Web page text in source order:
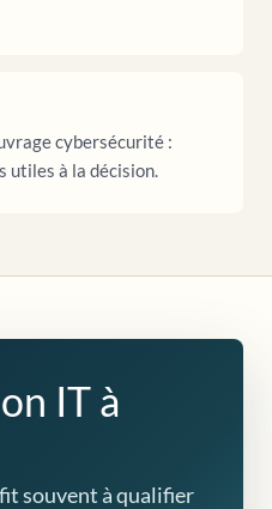
cybersécurité :
utiles à la décision.
IT à
souvent à qualifier